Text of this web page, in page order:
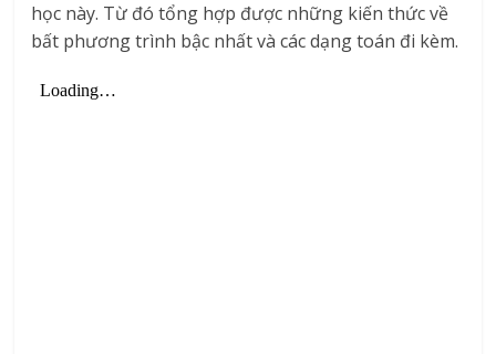
học này. Từ đó tổng hợp được những kiến thức về
bất phương trình bậc nhất và các dạng toán đi kèm.